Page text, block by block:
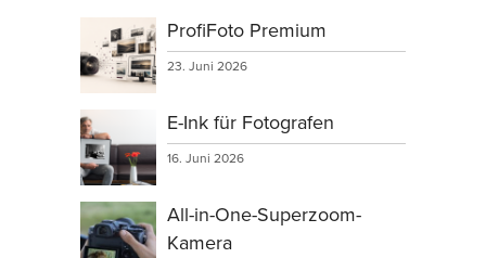
ProfiFoto Premium
23. Juni 2026
E-Ink für Fotografen
16. Juni 2026
All-in-One-Superzoom-
Kamera